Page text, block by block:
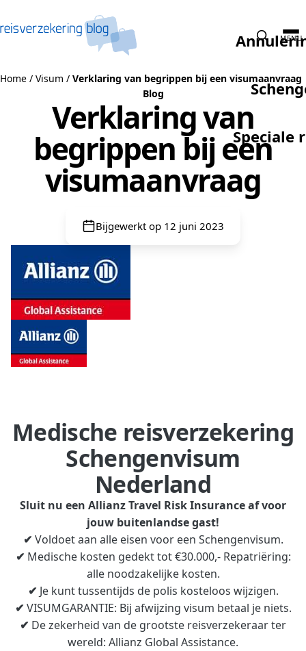
Speciale
MENU
Home / Visum / Verklaring van begrippen bij een visumaanvraag
Blog
Verklaring van
begrippen bij een
visumaanvraag
Bijgewerkt op 12 juni 2023
Medische reisverzekering
Schengenvisum
Nederland
Sluit nu een Allianz Travel Risk Insurance af voor
jouw buitenlandse gast!
✔ Voldoet aan alle eisen voor een Schengenvisum.
✔ Medische kosten gedekt tot €30.000,- Repatriëring:
alle noodzakelijke kosten.
✔ Je kunt tussentijds de polis kosteloos wijzigen.
✔ VISUMGARANTIE: Bij afwijzing visum betaal je niets.
✔ De zekerheid van de grootste reisverzekeraar ter
wereld: Allianz Global Assistance.